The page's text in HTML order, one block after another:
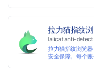
拉力猫指纹
lalicat anti-
拉力猫指纹浏览
安全保障。每个